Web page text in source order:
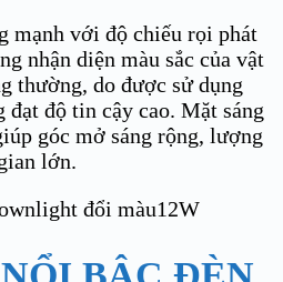
mạnh với độ chiếu rọi phát
nhận diện màu sắc của vật
thường, do được sử dụng
đạt độ tin cậy cao. Mặt sáng
góc mở sáng rộng, lượng
lớn.